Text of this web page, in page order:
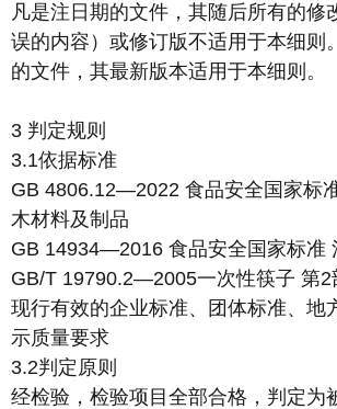
凡是注日期的文件，其随后所有的修
误的内容）或修订版不适用于本细则
的文件，其最新版本适用于本细则。
3 判定规则
3.1依据标准
GB 4806.12—2022 食品安全国家标
木材料及制品
GB 14934—2016 食品安全国家标准
GB/T 19790.2—2005一次性筷子 第2
现行有效的企业标准、团体标准、地
示质量要求
3.2判定原则
经检验，检验项目全部合格，判定为